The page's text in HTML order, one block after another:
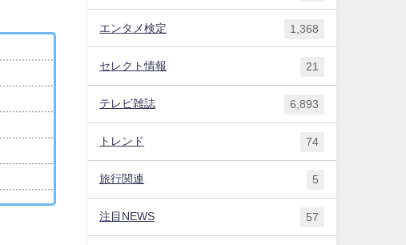
エンタメ検定 1,368
セレクト情報 21
テレビ雑誌 6,893
トレンド 74
旅行関連 5
注目NEWS 57